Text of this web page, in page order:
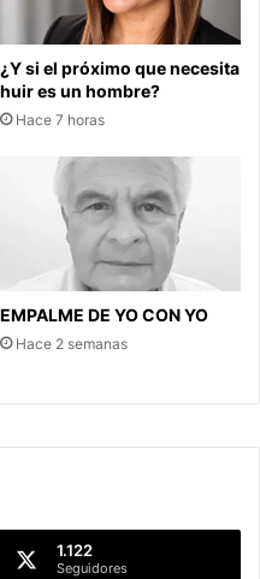
¿Y si el próximo que necesita
huir es un hombre?
Hace 7 horas
EMPALME DE YO CON YO
Hace 2 semanas
1.122
Seguidores